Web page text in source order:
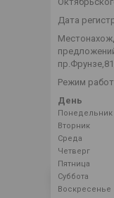
Дата
Режим
День
Понедельник
Вторник
Среда
Четверг
Пятница
Суббота
Воскресенье